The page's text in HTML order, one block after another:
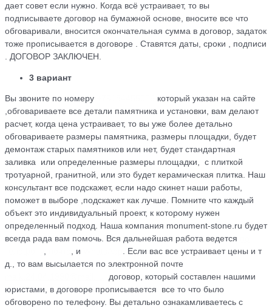
дает совет если нужно. Когда всё устраивает, то вы
подписываете договор на бумажной основе, вносите все что
обговаривали, вносится окончательная сумма в договор, задаток
тоже прописывается в договоре . Ставятся даты, сроки , подписи
. ДОГОВОР ЗАКЛЮЧЕН.
3 вариант
Вы звоните по номеру
который указан на сайте
,обговариваете все детали памятника и установки, вам делают
расчет, когда цена устраивает, то вы уже более детально
обговариваете размеры памятника, размеры площадки, будет
демонтаж старых памятников или нет, будет стандартная
заливка или определенные размеры площадки, с плиткой
тротуарной, гранитной, или это будет керамическая плитка. Наш
консультант все подскажет, если надо скинет наши работы,
поможет в выборе ,подскажет как лучше. Помните что каждый
объект это индивидуальный проект, к которому нужен
определенный подход. Наша компания monument-stone.ru будет
всегда рада вам помочь. Вся дальнейшая работа ведется
, , и
. Если вас все устраивает цены и т
д., то вам высылается по электронной почте
договор, который cоставлен нашими
юристами, в договоре прописывается все то что было
обговорено по телефону. Вы детально ознакамливаетесь с